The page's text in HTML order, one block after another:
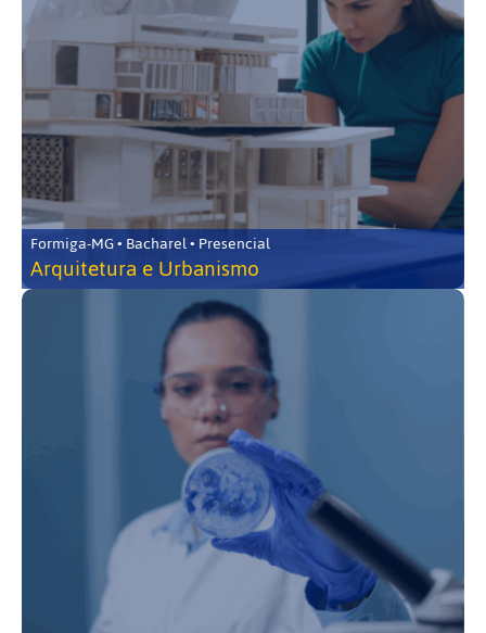
Formiga-MG • Bacharel • Presencial
Arquitetura e Urbanismo